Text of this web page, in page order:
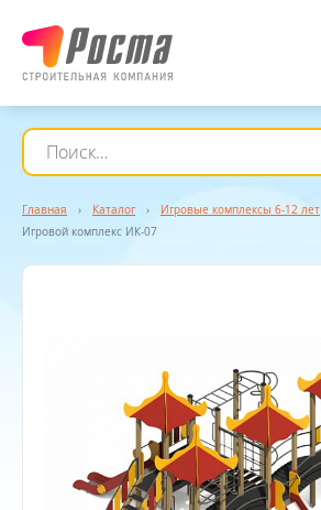
Главная › Каталог › Игровые комплексы 6-12 лет
Игровой комплекс ИК-07